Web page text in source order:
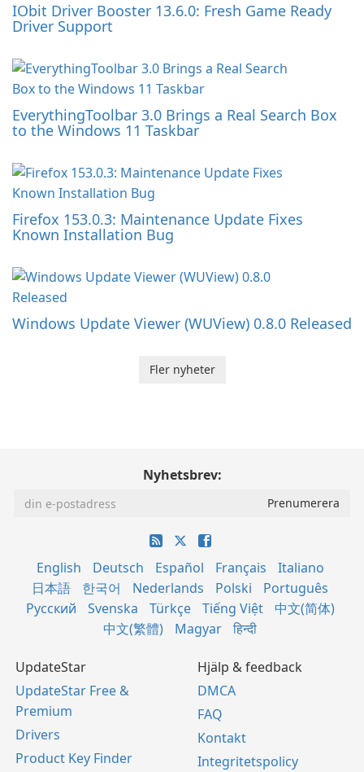
IObit Driver Booster 13.6.0: Fresh Game Ready
Driver Support
EverythingToolbar 3.0 Brings a Real Search Box
to the Windows 11 Taskbar
Firefox 153.0.3: Maintenance Update Fixes
Known Installation Bug
Windows Update Viewer (WUView) 0.8.0 Released
Fler nyheter
Nyhetsbrev:
English Deutsch Español Français
Italiano
日本語
한국어 Nederlands Polski
Português
Русский
Svenska Türkçe Tiếng Việt
中文(简体)
中文(繁體)
Magyar हिन्दी
UpdateStar
UpdateStar Free &
Premium
Drivers
Product Key Finder
Hjälp & feedback
DMCA
FAQ
Kontakt
Integritetspolicy